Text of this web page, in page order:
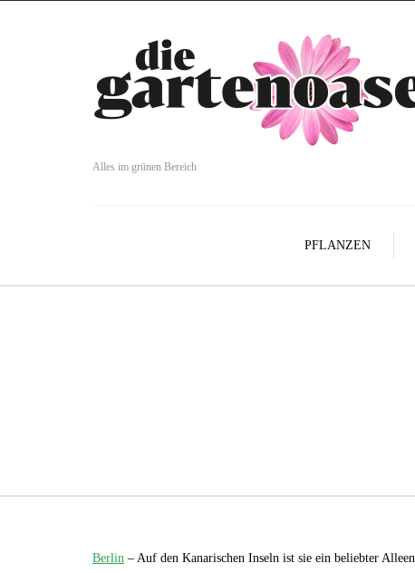
Alles im grünen Bereich
PFLANZEN
Berlin – Auf den Kanarischen Inseln ist sie ein beliebter